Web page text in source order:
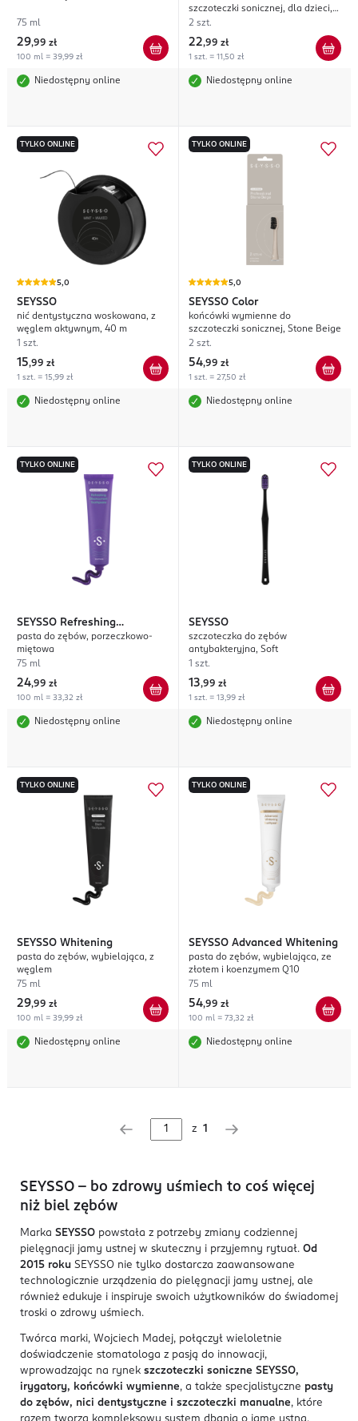
75 ml
29,99 zł
100 ml = 39,99 zł
Niedostępny online
szczoteczki sonicznej, dla dzieci,
0-18 miesięcy
2 szt.
22,99 zł
1 szt. = 11,50 zł
Niedostępny online
TYLKO ONLINE
5,0
SEYSSO
nić dentystyczna woskowana, z
węglem aktywnym, 40 m
1 szt.
15,99 zł
1 szt. = 15,99 zł
Niedostępny online
TYLKO ONLINE
5,0
SEYSSO Color
końcówki wymienne do
szczoteczki sonicznej, Stone Beige
2 szt.
54,99 zł
1 szt. = 27,50 zł
Niedostępny online
TYLKO ONLINE
SEYSSO Refreshing
Blackcurrant
pasta do zębów, porzeczkowo-
miętowa
75 ml
24,99 zł
100 ml = 33,32 zł
Niedostępny online
TYLKO ONLINE
SEYSSO
szczoteczka do zębów
antybakteryjna, Soft
1 szt.
13,99 zł
1 szt. = 13,99 zł
Niedostępny online
TYLKO ONLINE
SEYSSO Whitening
pasta do zębów, wybielająca, z
węglem
75 ml
29,99 zł
100 ml = 39,99 zł
Niedostępny online
TYLKO ONLINE
SEYSSO Advanced Whitening
pasta do zębów, wybielająca, ze
złotem i koenzymem Q10
75 ml
54,99 zł
100 ml = 73,32 zł
Niedostępny online
z 1
SEYSSO – bo zdrowy uśmiech to coś więcej
niż biel zębów
Marka SEYSSO powstała z potrzeby zmiany codziennej
pielęgnacji jamy ustnej w skuteczny i przyjemny rytuał. Od
2015 roku SEYSSO nie tylko dostarcza zaawansowane
technologicznie urządzenia do pielęgnacji jamy ustnej, ale
również edukuje i inspiruje swoich użytkowników do świadomej
troski o zdrowy uśmiech.
Twórca marki, Wojciech Madej, połączył wieloletnie
doświadczenie stomatologa z pasją do innowacji,
wprowadzając na rynek szczoteczki soniczne SEYSSO,
irygatory, końcówki wymienne, a także specjalistyczne pasty
do zębów, nici dentystyczne i szczoteczki manualne, które